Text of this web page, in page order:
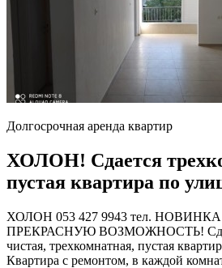
Долгосрочная аренда квартир
ХОЛОН! Сдается
пустая квартира по
ХОЛОН 053 427 9943 тел.
ПРЕКРАСНУЮ ВОЗМОЖНОСТЬ!
чистая, трехкомнатная, пустая
Квартира с ремонтом, в каждой